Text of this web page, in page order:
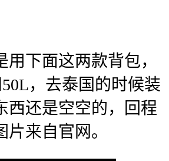
用下面这两款背包，
，去泰国的时候装
西还是空空的，回程
来自官网。